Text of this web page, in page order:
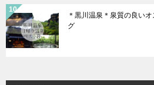
＊黒川温泉＊泉質の良い
グ